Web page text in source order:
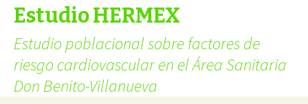
Estudio HERMEX
Estudio poblacional sobre factores de
riesgo cardiovascular en el Área Sanitaria
Don Benito-Villanueva